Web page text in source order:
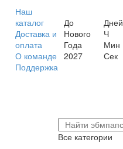
Наш
каталог
Доставка и
оплата
О команде
Поддержка
До
Нового
Года
2027
Дней
Ч
Мин
Сек
Все категории